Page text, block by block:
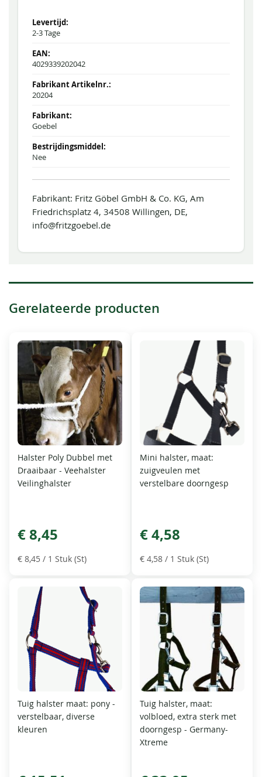
2-3 Tage
4029339202042
20204
Goebel
Nee
Fabrikant: Fritz Göbel GmbH & Co. KG, Am
Friedrichsplatz 4, 34508 Willingen, DE,
info@fritzgoebel.de
Gerelateerde producten
Halster Poly Dubbel met
Draaibaar - Veehalster
Veilinghalster
€ 8,45
€ 8,45 / 1 Stuk (St)
Mini halster, maat:
zuigveulen met
verstelbare doorngesp
€ 4,58
€ 4,58 / 1 Stuk (St)
Tuig halster maat: pony -
verstelbaar, diverse
kleuren
Tuig halster, maat:
volbloed, extra sterk met
doorngesp - Germany-
Xtreme